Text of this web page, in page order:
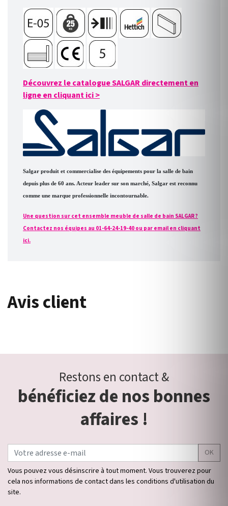
Découvrez le catalogue SALGAR directement en
ligne en cliquant ici>
Salgar produit et commercialise des équipements pour la salle de bain
depuis plus de 60 ans. Acteur leader sur son marché, Salgar est reconnu
comme une marque professionnelle incontournable.
Une question sur cet ensemble meuble de salle de bain SALGAR ?
Contactez nos équipes au 01-64-24-19-40 ou par email en cliquant
ici.
Avis client
Restons en contact &
bénéficiez de nos bonnes
affaires !
OK
Vous pouvez vous désinscrire à tout moment. Vous trouverez pour
cela nos informations de contact dans les conditions d'utilisation du
site.